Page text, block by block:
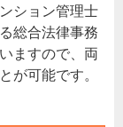
ション管理士
総合法律事務
ますので、両
が可能です。